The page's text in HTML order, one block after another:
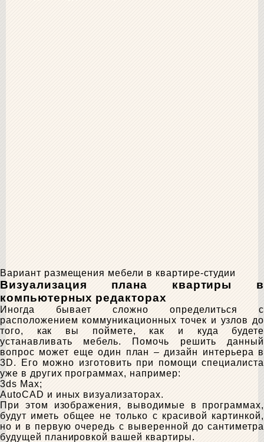
Вариант размещения мебели в квартире-студии
Визуализация плана квартиры в
компьютерных редакторах
Иногда бывает сложно определиться с
расположением коммуникационных точек и узлов до
того, как вы поймете, как и куда будете
устанавливать мебель. Помочь решить данный
вопрос может еще один план – дизайн интерьера в
3D. Его можно изготовить при помощи специалиста
уже в других программах, например:
3ds Max;
AutoCAD и иных визуализаторах.
При этом изображения, выводимые в программах,
будут иметь общее не только с красивой картинкой,
но и в первую очередь с выверенной до сантиметра
будущей планировкой вашей квартиры.